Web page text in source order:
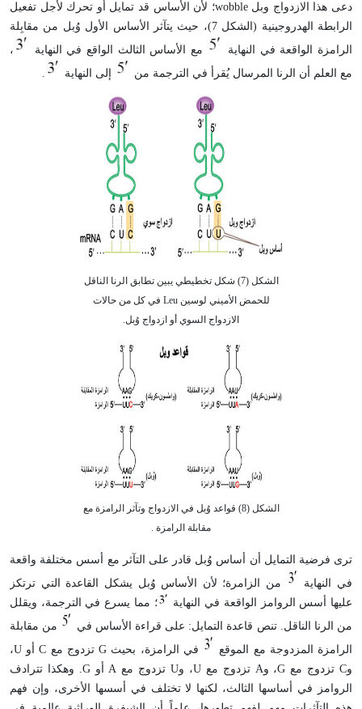
دعى هذا الازدواج وبل wobble؛ لأن الأساس قد تمايل أو تحرك لأجل تفعيل
الرابطة الهدروجينية (الشكل 7)، حيث يتآثر الأساس الأول وُبل من مقابِلة
الرامزة الواقعة في النهاية
مع الأساس الثالث الواقع في النهاية
،
مع العلم أن الرنا المرسال يُقرأ في الترجمة من
إلى النهاية .
الشكل (7) شكل تخطيطي يبين تطابق الرنا الناقل
للحمض الأميني لوسين Leu في كل من حالات
الازدواج السوي أو ازدواج وُبل.
الشكل (8) قواعد وُبل في الازدواج وتآثر الرامزة مع
مقابلة الرامزة .
ترى فرضية التمايل أن أساس وُبل قادر على التآثر مع أسس مختلفة واقعة
في النهاية
من الزامرة؛ لأن الأساس وُبل يشكل القاعدة التي ترتكز
عليها أسس الروامز الواقعة في النهاية
؛ مما يسرع في الترجمة، ويقلل
من الرنا الناقل. تنص قاعدة التمايل: على قراءة الأساس في
من مقابلة
الرامزة المزدوجة مع الموقع
في الرامزة، بحيث G تزدوج مع C أو U،
وC تزدوج مع G، وA تزدوج مع U، وU تزدوج مع A أو G. وهكذا تترادف
الروامز في أساسها الثالث، لكنها لا تختلف في أسسها الأخرى، وإن فهم